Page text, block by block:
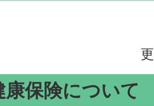
康保険について